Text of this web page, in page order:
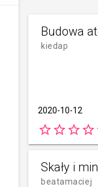
Budowa
kiedap
2020-10-12
star_borderstar_borderstar_borderstar_border
Skały i
beatamaciej